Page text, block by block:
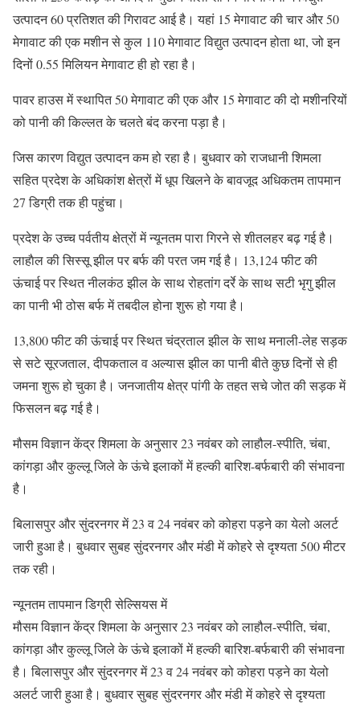
उत्पादन 60 प्रतिशत की गिरावट आई है। यहां 15 मेगावाट की चार और 50
मेगावाट की एक मशीन से कुल 110 मेगावाट विद्युत उत्पादन होता था, जो इन
दिनों 0.55 मिलियन मेगावाट ही हो रहा है।
पावर हाउस में स्थापित 50 मेगावाट की एक और 15 मेगावाट की दो मशीनरियों
को पानी की किल्लत के चलते बंद करना पड़ा है।
जिस कारण विद्युत उत्पादन कम हो रहा है। बुधवार को राजधानी शिमला
सहित प्रदेश के अधिकांश क्षेत्रों में धूप खिलने के बावजूद अधिकतम तापमान
27 डिग्री तक ही पहुंचा।
प्रदेश के उच्च पर्वतीय क्षेत्रों में न्यूनतम पारा गिरने से शीतलहर बढ़ गई है।
लाहाैल की सिस्सू झील पर बर्फ की परत जम गई है। 13,124 फीट की
ऊंचाई पर स्थित नीलकंठ झील के साथ रोहतांग दर्रे के साथ सटी भृगु झील
का पानी भी ठोस बर्फ में तबदील होना शुरू हो गया है।
13,800 फीट की ऊंचाई पर स्थित चंद्रताल झील के साथ मनाली-लेह सड़क
से सटे सूरजताल, दीपकताल व अल्यास झील का पानी बीते कुछ दिनों से ही
जमना शुरू हो चुका है। जनजातीय क्षेत्र पांगी के तहत सचे जोत की सड़क में
फिसलन बढ़ गई है।
मौसम विज्ञान केंद्र शिमला के अनुसार 23 नवंबर को लाहौल-स्पीति, चंबा,
कांगड़ा और कुल्लू जिले के ऊंचे इलाकों में हल्की बारिश-बर्फबारी की संभावना
है।
बिलासपुर और सुंदरनगर में 23 व 24 नवंबर को कोहरा पड़ने का येलो अलर्ट
जारी हुआ है। बुधवार सुबह सुंदरनगर और मंडी में कोहरे से दृश्यता 500 मीटर
तक रही।
न्यूनतम तापमान डिग्री सेल्सियस में
मौसम विज्ञान केंद्र शिमला के अनुसार 23 नवंबर को लाहौल-स्पीति, चंबा,
कांगड़ा और कुल्लू जिले के ऊंचे इलाकों में हल्की बारिश-बर्फबारी की संभावना
है। बिलासपुर और सुंदरनगर में 23 व 24 नवंबर को कोहरा पड़ने का येलो
अलर्ट जारी हुआ है। बुधवार सुबह सुंदरनगर और मंडी में कोहरे से दृश्यता